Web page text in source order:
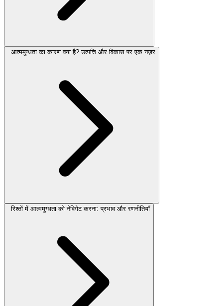
आत्ममुग्धता का कारण क्या है? उत्पत्ति और विकास पर एक नज़र
रिश्तों में आत्ममुग्धता को नेविगेट करना: प्रभाव और रणनीतियाँ